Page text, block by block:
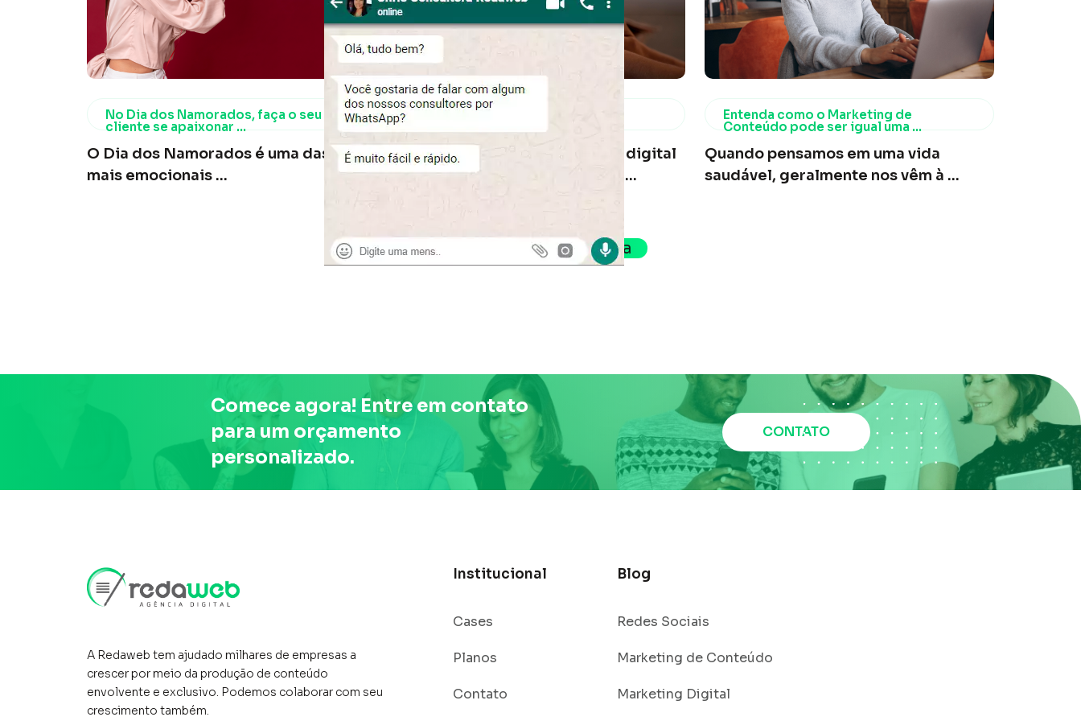
No Dia dos Namorados, faça o seu
cliente se apaixonar ...
O Dia dos Namorados é uma das datas
mais emocionais ...
Saiba a principal diferença entre
Nos últimos anos, o marketing digital
evoluiu de forma exponencial, ...
Entenda como o Marketing de
Conteúdo pode ser igual uma ...
Quando pensamos em uma vida
saudável, geralmente nos vêm à ...
Próxima
Comece agora! Entre em contato
para um orçamento
personalizado.
CONTATO
A Redaweb tem ajudado milhares de empresas a
crescer por meio da produção de conteúdo
envolvente e exclusivo. Podemos colaborar com seu
crescimento também.
Institucional
Cases
Planos
Contato
Blog
Redes Sociais
Marketing de Conteúdo
Marketing Digital